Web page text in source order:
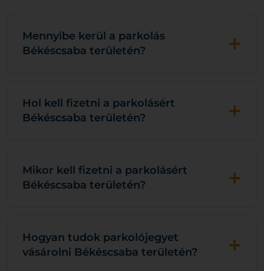
Mennyibe kerül a parkolás
Békéscsaba területén?
+
Hol kell fizetni a parkolásért
Békéscsaba területén?
+
Mikor kell fizetni a parkolásért
Békéscsaba területén?
+
Hogyan tudok parkolójegyet
vásárolni Békéscsaba területén?
+